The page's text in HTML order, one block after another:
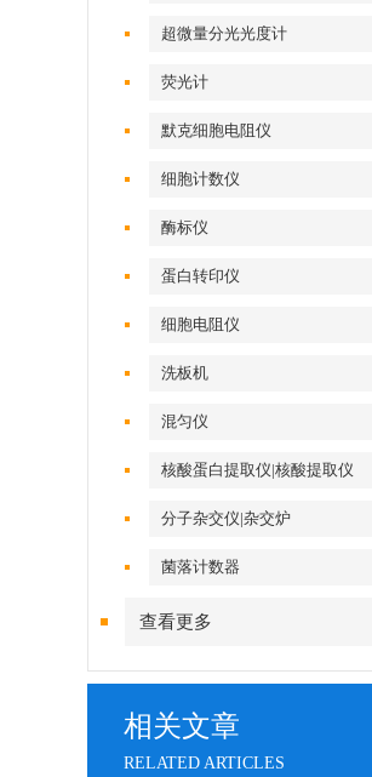
超微量分光光度计
荧光计
默克细胞电阻仪
细胞计数仪
酶标仪
蛋白转印仪
细胞电阻仪
洗板机
混匀仪
核酸蛋白提取仪|核酸提取仪
分子杂交仪|杂交炉
菌落计数器
查看更多
相关文章
RELATED ARTICLES